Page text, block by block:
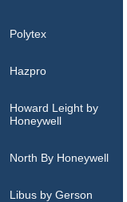
Polytex
Hazpro
Howard Leight by
Honeywell
North By Honeywell
Libus by Gerson